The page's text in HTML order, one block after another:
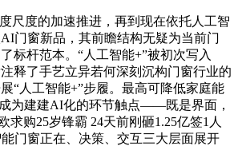
度的加速推进，再到现在依托人工智
门窗新品，其前瞻结构无疑为当前门
标杆范本。“人工智能+”被初次写入
注释了手艺立异若何深刻沉构门窗行业的
“人工智能+”步履。最高可降低家庭能
为建建AI化的环节触点——既是界面，
求购25岁锋霸 24天前刚砸1.25亿签1人
门窗正在、决策、交互三大层面展开